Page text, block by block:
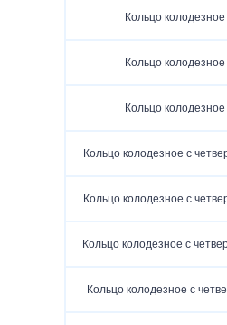
Кольцо
Кольцо
Кольцо
Кольцо колодезное с
Кольцо колодезное с
Кольцо колодезное с
Кольцо колодезное с